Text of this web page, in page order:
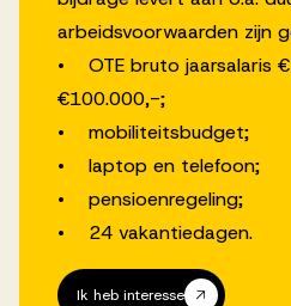
arbeidsvoorwaarden zijn
• OTE bruto jaarsalaris
€100.000,-;
• mobiliteitsbudget;
• laptop en telefoon;
• pensioenregeling;
• 24 vakantiedagen.
Ik heb interesse